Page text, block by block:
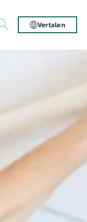
Vertalen